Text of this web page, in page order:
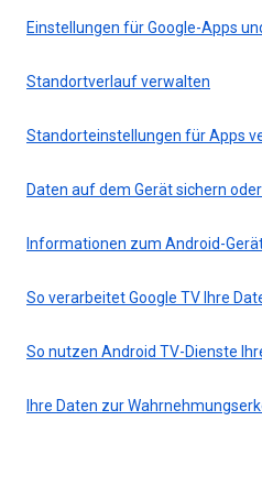
Einstellungen für Google-Apps
Standortverlauf verwalten
Standorteinstellungen für Apps
Daten auf dem Gerät sichern
Informationen zum Android-
So verarbeitet Google TV Ihre
So nutzen Android TV-Dienste
Ihre Daten zur